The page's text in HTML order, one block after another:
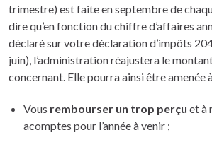
trimestre) est faite en septembre de
dire qu’en fonction du chiffre d’affaires
déclaré sur votre déclaration d’impôts
juin), l’administration réajustera le
concernant. Elle pourra ainsi être amenée
Vous rembourser un trop perçu et à
acomptes pour l’année à venir ;